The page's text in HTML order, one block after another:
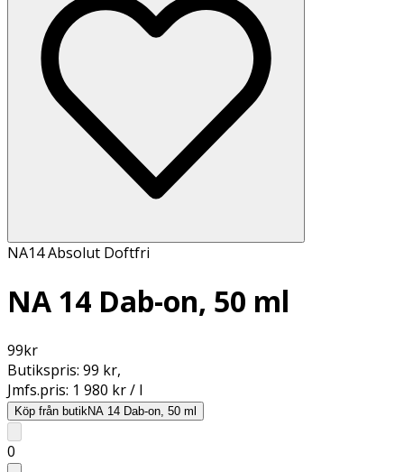
NA14 Absolut Doftfri
NA 14 Dab-on, 50 ml
99kr
Butikspris: 99 kr,
Jmfs.pris: 1 980 kr / l
Köp från butikNA 14 Dab-on, 50 ml
0